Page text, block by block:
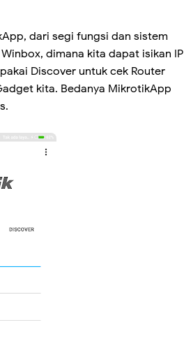
dari segi fungsi dan sistem
dimana kita dapat isikan IP
Discover untuk cek Router
kita. Bedanya MikrotikApp